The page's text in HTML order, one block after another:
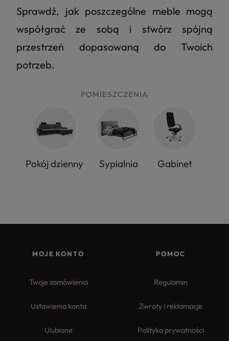
Sprawdź, jak poszczególne meble mogą
współgrać ze sobą i stwórz spójną
przestrzeń dopasowaną do Twoich
potrzeb.
POMIESZCZENIA
Pokój dzienny Sypialnia Gabinet
MOJE KONTO
Twoje zamówienia
Ustawienia konta
Ulubione
POMOC
Regulamin
Zwroty i reklamacje
Polityka prywatności